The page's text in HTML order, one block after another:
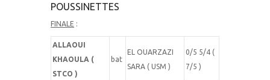
POUSSINETTES
FINALE :
ALLAOUI
KHAOULA (
STCO )
bat
EL OUARZAZI
SARA ( USM )
0/5 5/4 (
7/5 )